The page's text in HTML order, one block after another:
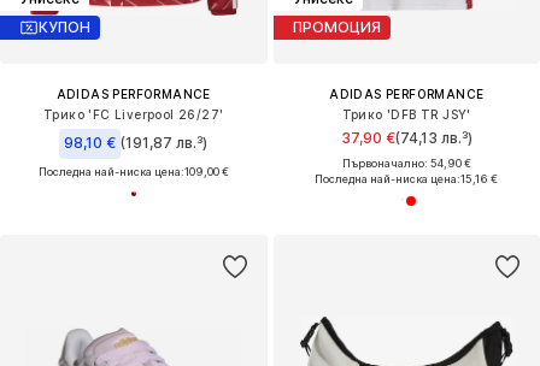
КУПОН
ADIDAS PERFORMANCE
Трико 'FC Liverpool 26/27'
98,10 € (191,87 лв.³)
Последна най-ниска цена:109,00 €
ПРОМОЦИЯ
ADIDAS PERFORMANCE
Трико 'DFB TR JSY'
37,90 €(74,13 лв.³)
Първоначално: 54,90 €
Последна най-ниска цена:15,16 €